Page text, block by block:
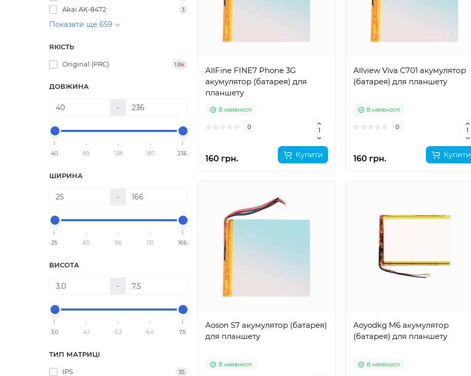
Akai AK-8472 3
Показати ще 659
ЯКІСТЬ
Original (PRC) 1.8k
ДОВЖИНА
-
40 89 138 187 236
ШИРИНА
-
25 60 96 131 166
ВИСОТА
-
3,0 4,1 5,3 6,4 7,5
ТИП МАТРИЦІ
IPS 35
AllFine FINE7 Phone 3G
акумулятор (батарея) для
планшету
В наявності
0
160 грн. Купити
Allview Viva C701 акумулятор
(батарея) для планшету
В наявності
0
160 грн. Купити
Aoson S7 акумулятор (батарея)
для планшету
В наявності
Aoyodkg M6 акумулятор
(батарея) для планшету
В наявності